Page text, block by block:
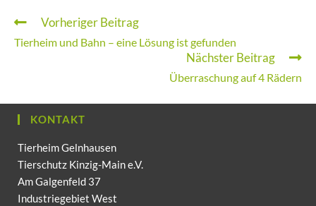
Vorheriger Beitrag
Tierheim und Bahn – eine Lösung ist gefunden
Nächster Beitrag
Überraschung auf 4 Rädern
KONTAKT
Tierheim Gelnhausen
Tierschutz Kinzig-Main e.V.
Am Galgenfeld 37
Industriegebiet West